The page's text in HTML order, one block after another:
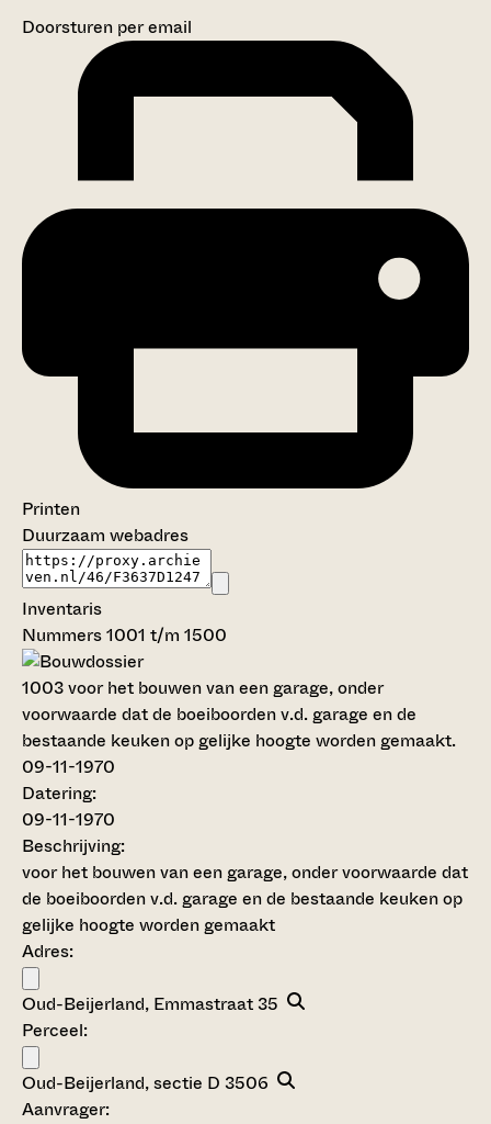
Doorsturen per email
Printen
Duurzaam webadres
Inventaris
Nummers 1001 t/m 1500
1003voor het bouwen van een garage, onder
voorwaarde dat de boeiboorden v.d. garage en de
bestaande keuken op gelijke hoogte worden gemaakt.
09-11-1970
Datering:
09-11-1970
Beschrijving:
voor het bouwen van een garage, onder voorwaarde dat
de boeiboorden v.d. garage en de bestaande keuken op
gelijke hoogte worden gemaakt
Adres:
Oud-Beijerland, Emmastraat 35
Perceel:
Oud-Beijerland, sectie D 3506
Aanvrager: